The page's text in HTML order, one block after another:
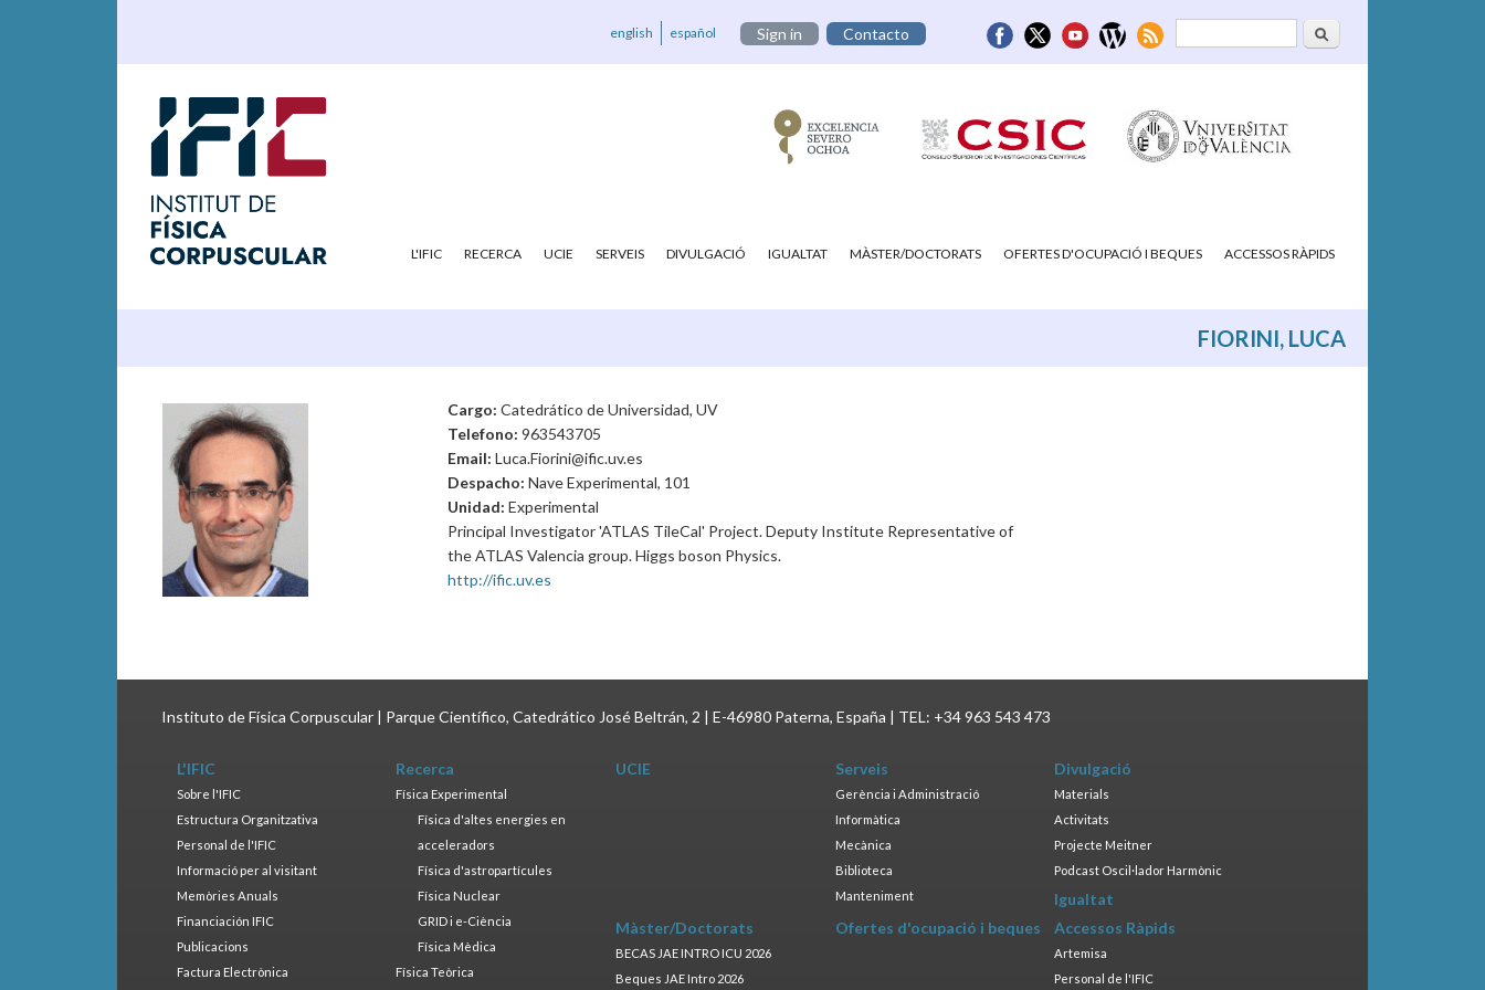
Formulari deCerca
english español Sign in Contacto
L'IFIC RECERCA UCIE SERVEIS DIVULGACIÓ IGUALTAT MÀSTER/DOCTORATS OFERTES D'OCUPACIÓ I BEQUES ACCESSOS RÀPIDS
FIORINI, LUCA
Cargo: Catedrático de Universidad, UV
Telefono: 963543705
Email: Luca.Fiorini@ific.uv.es
Despacho: Nave Experimental, 101
Unidad: Experimental
Principal Investigator 'ATLAS TileCal' Project. Deputy Institute Representative of
the ATLAS Valencia group. Higgs boson Physics.
http://ific.uv.es
Instituto de Física Corpuscular | Parque Científico, Catedrático José Beltrán, 2 | E-46980 Paterna, España | TEL: +34 963 543 473
L'IFIC
Sobre l'IFIC
Estructura Organitzativa
Personal de l'IFIC
Informació per al visitant
Memòries Anuals
Financiación IFIC
Publicacions
Factura Electrònica
Recerca
Física Experimental
Física d'altes energies en
acceleradors
Física d'astropartícules
Física Nuclear
GRID i e-Ciència
Física Mèdica
Física Teòrica
UCIE Serveis
Gerència i Administració
Informàtica
Mecànica
Biblioteca
Manteniment
Divulgació
Materials
Activitats
Projecte Meitner
Podcast Oscil·lador Harmònic
Igualtat
Màster/Doctorats
BECAS JAE INTRO ICU 2026
Beques JAE Intro 2026
Ofertes d'ocupació i beques Accessos Ràpids
Artemisa
Personal de l'IFIC